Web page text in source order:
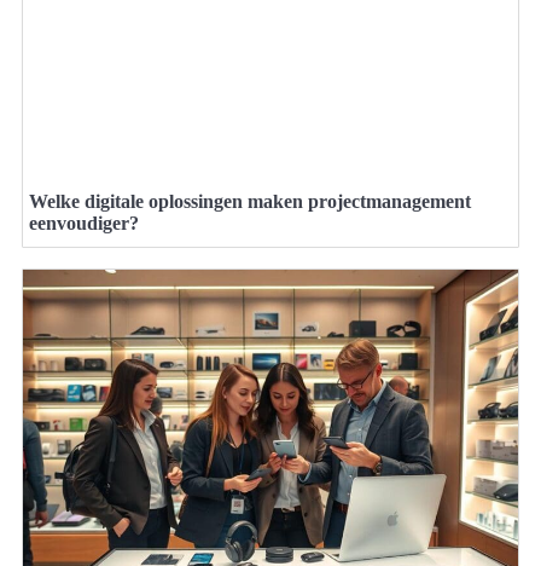
Welke digitale oplossingen maken projectmanagement
eenvoudiger?